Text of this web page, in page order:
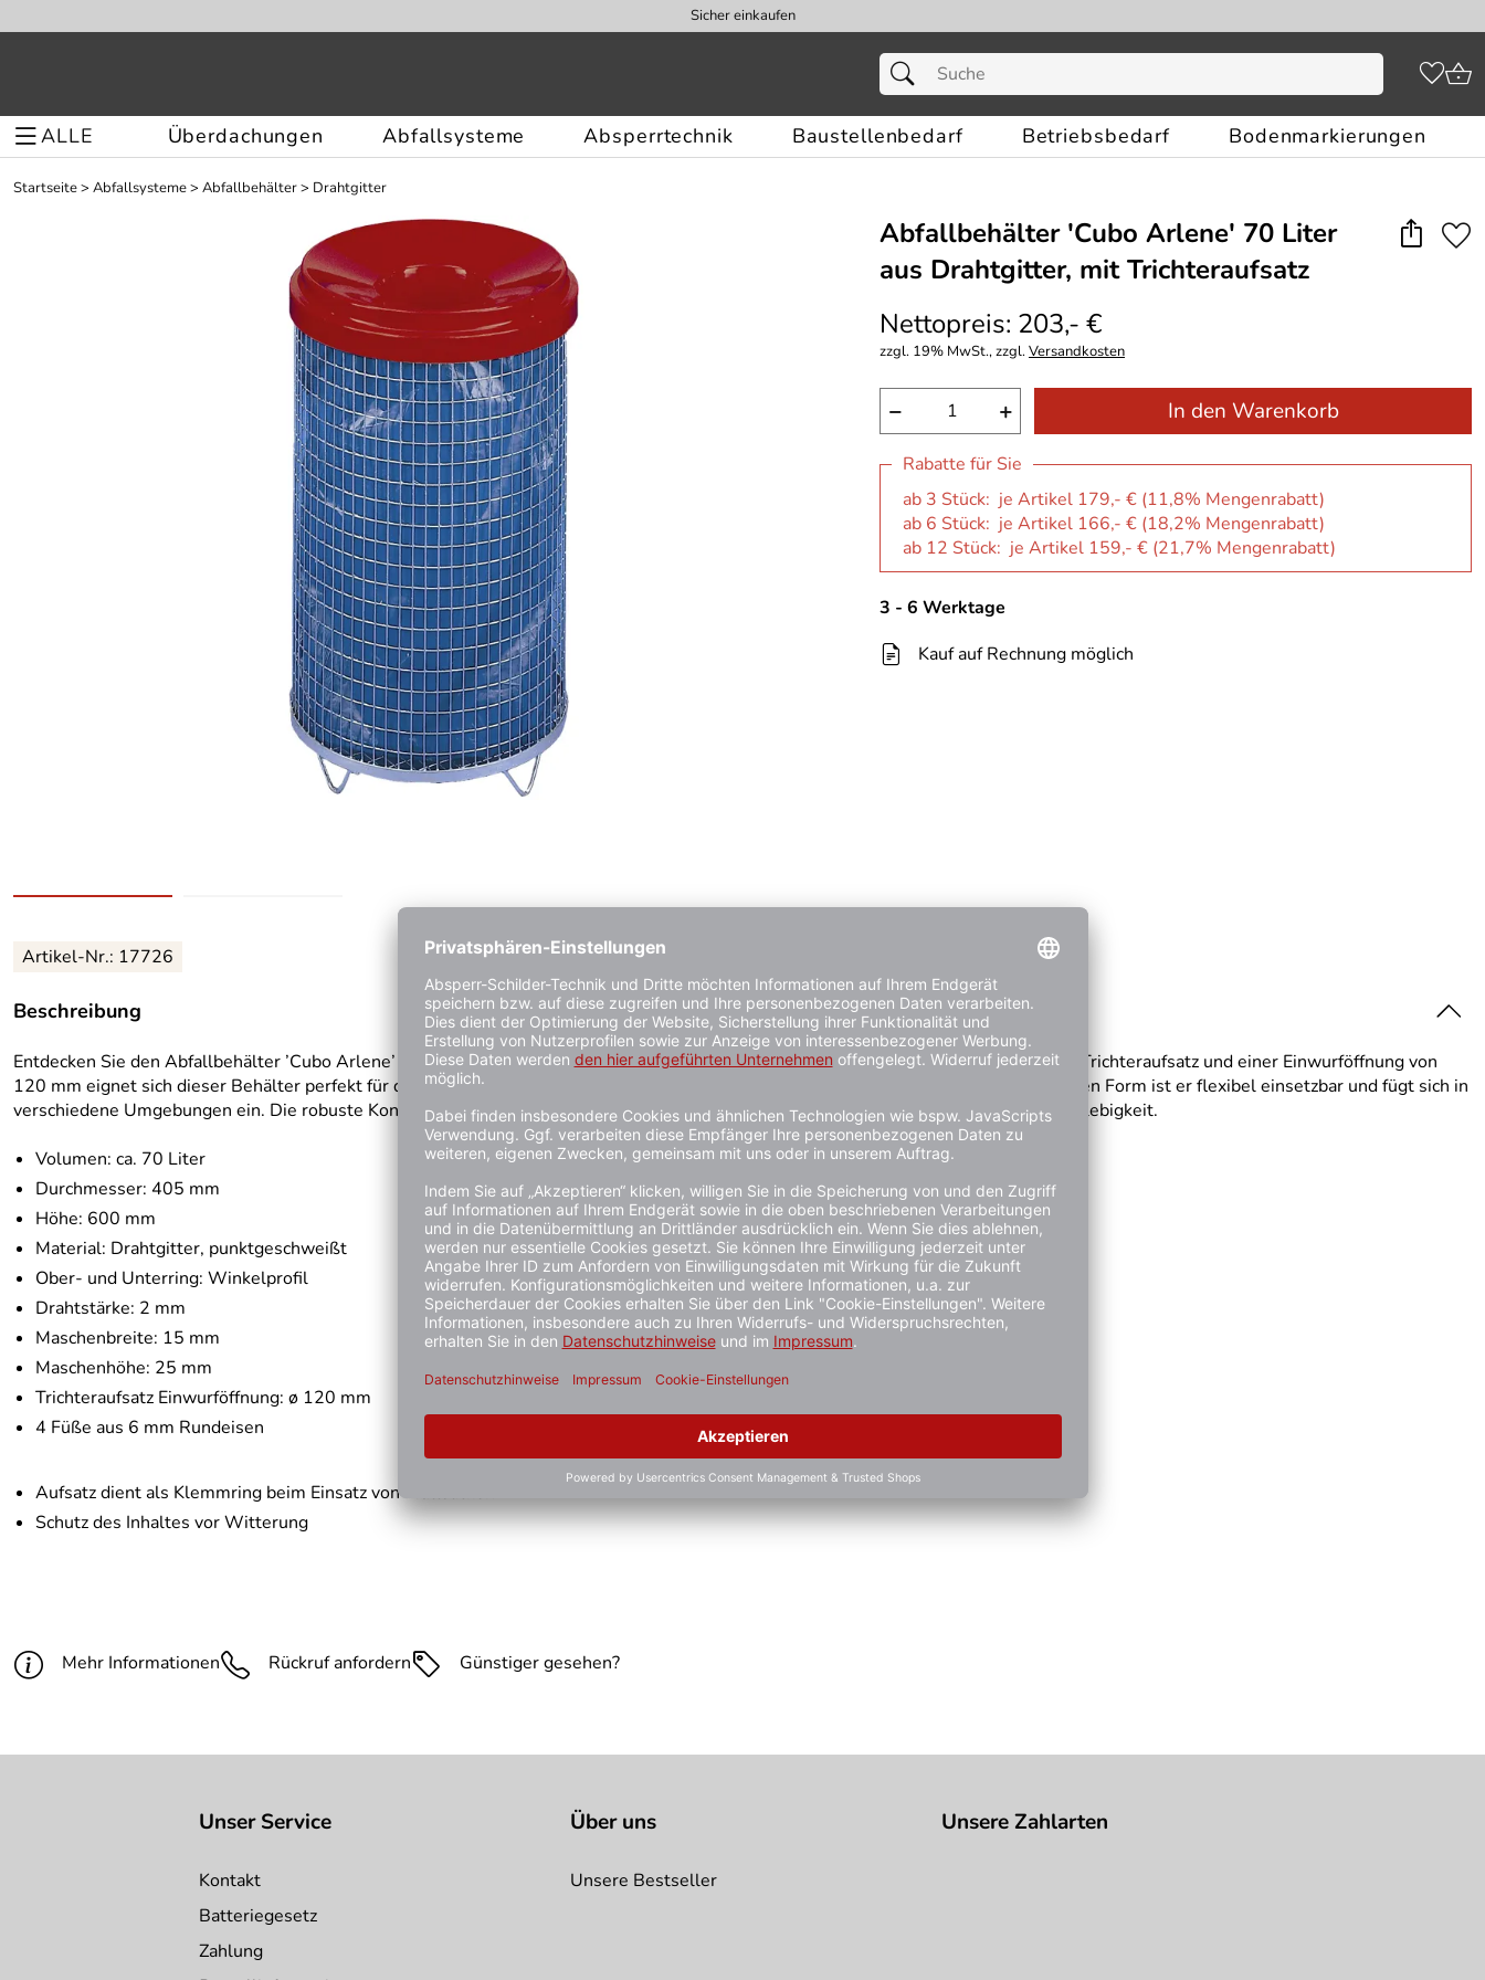
Sicher einkaufen
ALLE Überdachungen Abfallsysteme Absperrtechnik Baustellenbedarf Betriebsbedarf Bodenmarkierungen
Startseite> Abfallsysteme> Abfallbehälter> Drahtgitter
Abfallbehälter ′Cubo Arlene′ 70 Liter
aus Drahtgitter, mit Trichteraufsatz
Nettopreis: 203,- €
zzgl. 19% MwSt., zzgl.Versandkosten
− + In den Warenkorb
Rabatte für Sie
ab 3 Stück: je Artikel 179,- € (11,8% Mengenrabatt)
ab 6 Stück: je Artikel 166,- € (18,2% Mengenrabatt)
ab 12 Stück: je Artikel 159,- € (21,7% Mengenrabatt)
3 - 6 Werktage
Kauf auf Rechnung möglich
Artikel-Nr.: 17726
Beschreibung
Entdecken Sie den Abfallbehälter ’Cubo Arlene’ mit einem Fassungsvermögen von ca. 70 Litern aus stabilem Drahtgitter. Mit seinem Trichteraufsatz und einer Einwurföffnung von
120 mm eignet sich dieser Behälter perfekt für den Einsatz in Innen- und Außenbereichen. Dank seiner mobilen Befestigung und runden Form ist er flexibel einsetzbar und fügt sich in
verschiedene Umgebungen ein. Die robuste Konstruktion mit 2 mm Drahtstärke und 4 runden Eisenfüßen sorgt für Stabilität und Langlebigkeit.
Volumen: ca. 70 Liter
Durchmesser: 405 mm
Höhe: 600 mm
Material: Drahtgitter, punktgeschweißt
Ober- und Unterring: Winkelprofil
Drahtstärke: 2 mm
Maschenbreite: 15 mm
Maschenhöhe: 25 mm
Trichteraufsatz Einwurföffnung: ø 120 mm
4 Füße aus 6 mm Rundeisen
Aufsatz dient als Klemmring beim Einsatz von Müllsäcken
Schutz des Inhaltes vor Witterung
Mehr Informationen Rückruf anfordern Günstiger gesehen?
Unser Service
Kontakt
Batteriegesetz
Zahlung
Über uns
Unsere Bestseller
Unsere Zahlarten